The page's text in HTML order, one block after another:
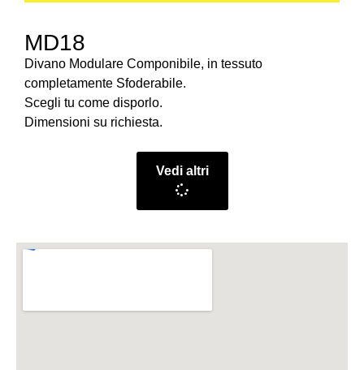
MD18
Divano Modulare Componibile, in tessuto
completamente Sfoderabile.
Scegli tu come disporlo.
Dimensioni su richiesta.
Vedi altri